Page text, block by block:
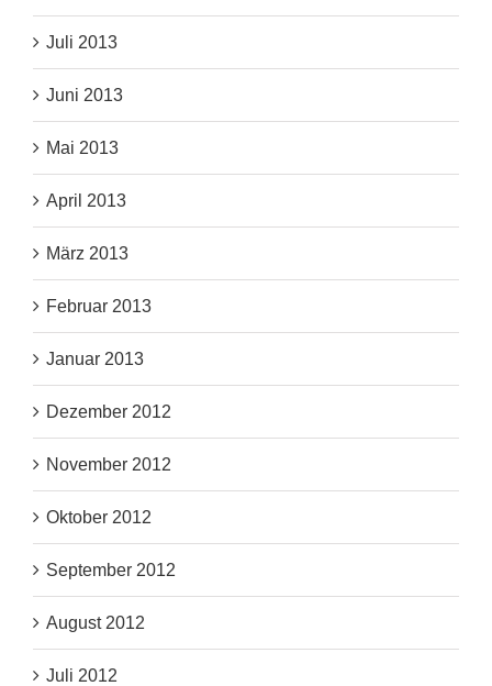
Juli 2013
Juni 2013
Mai 2013
April 2013
März 2013
Februar 2013
Januar 2013
Dezember 2012
November 2012
Oktober 2012
September 2012
August 2012
Juli 2012